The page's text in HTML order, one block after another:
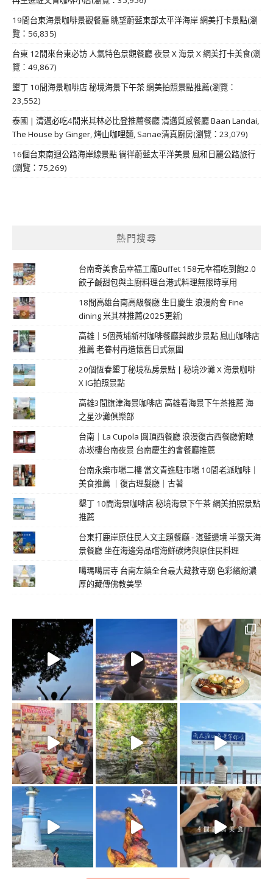
19間台東海景咖啡景觀餐廳 眺望蔚藍東部太平洋海岸 網美打卡景點(瀏
覽：56,835)
台東 12間來台東必訪 人氣特色景觀餐廳 夜景 X 海景 X 網美打卡美食(瀏
覽：49,867)
墾丁 10間海景咖啡店 秘境海景下午茶 網美拍照景點推薦(瀏覽：
23,552)
泰國 | 清邁必吃4間米其林必比登推薦餐廳 清邁質感餐廳 Baan Landai,
The House by Ginger, 烤山咖哩麵, Sanae清真廚房(瀏覽：23,079)
16個台東南迴公路海岸線景點 徜徉蔚藍太平洋美景 風和日麗公路旅行
(瀏覽：75,269)
熱門搜尋
台南奇美食品幸福工廠Buffet 158元幸福吃到飽2.0
餃子鹹甜包與主廚料理台港式料理無限時享用
18間高雄台南高級餐廳 生日慶生 浪漫約會 Fine
dining 米其林推薦(2025更新)
高雄｜5個黃埔新村咖啡餐廳與散步景點 鳳山咖啡店
推薦 老眷村再造懷舊日式氛圍
20個恆春墾丁秘境私房景點 | 秘境沙灘 X 海景咖啡
X IG拍照景點
高雄3間旗津海景咖啡店 高雄看海景下午茶推薦 海
之星沙灘俱樂部
台南｜La Cupola 圓頂西餐廳 浪漫復古西餐廳俯瞰
赤崁樓台南夜景 台南慶生約會餐廳推薦
台南永樂市場二樓 當文青進駐市場 10間老派咖啡｜
美食推薦 ｜復古理髮廳｜古著
墾丁 10間海景咖啡店 秘境海景下午茶 網美拍照景點
推薦
台東打鹿岸原住民人文主題餐廳 - 湛藍邊境 半露天海
景餐廳 坐在海邊旁品嚐海鮮碳烤與原住民料理
噶瑪噶居寺 台南左鎮全台最大藏教寺廟 色彩繽紛濃
厚的藏傳佛教美學